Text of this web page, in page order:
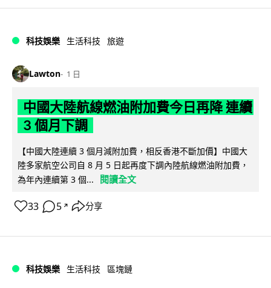
科技娛樂 生活科技 旅遊
Lawton 1 日
中國大陸航線燃油附加費今日再降 連續
3 個月下調
【中國大陸連續 3 個月減附加費，相反香港不斷加價】中國大
陸多家航空公司自 8 月 5 日起再度下調內陸航線燃油附加費，
為年內連續第 3 個...
閱讀全文
33 5 ↗ 分享
科技娛樂 生活科技 區塊鏈